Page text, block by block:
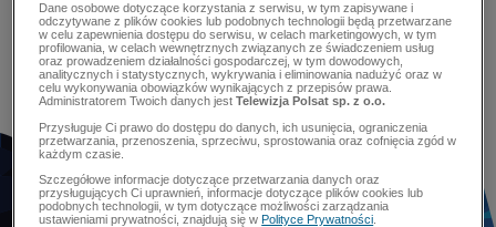
Dane osobowe dotyczące korzystania z serwisu, w tym zapisywane i
odczytywane z plików cookies lub podobnych technologii będą przetwarzane
w celu zapewnienia dostępu do serwisu, w celach marketingowych, w tym
profilowania, w celach wewnętrznych związanych ze świadczeniem usług
oraz prowadzeniem działalności gospodarczej, w tym dowodowych,
analitycznych i statystycznych, wykrywania i eliminowania nadużyć oraz w
celu wykonywania obowiązków wynikających z przepisów prawa.
Administratorem Twoich danych jestTelewizja Polsat sp. z o.o.
Przysługuje Ci prawo do dostępu do danych, ich usunięcia, ograniczenia
przetwarzania, przenoszenia, sprzeciwu, sprostowania oraz cofnięcia zgód w
każdym czasie.
Szczegółowe informacje dotyczące przetwarzania danych oraz
przysługujących Ci uprawnień, informacje dotyczące plików cookies lub
podobnych technologii, w tym dotyczące możliwości zarządzania
ustawieniami prywatności, znajdują się wPolityce Prywatności